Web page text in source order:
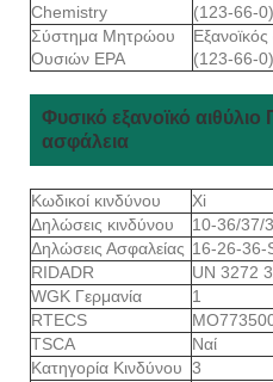
Chemistry
(123-66-0)
Σύστημα Μητρώου
Ουσιών EPA
(123-66-0)
Φυσικό εξανοϊκό
ασφάλεια
Κωδικοί κινδύνου
Xi
Δηλώσεις κινδύνου
10-36/37/
Δηλώσεις Ασφαλείας 16-26-36-
RIDADR
UN 3272
WGK Γερμανία
1
RTECS
TSCA
Ναί
Κατηγορία Κινδύνου 3